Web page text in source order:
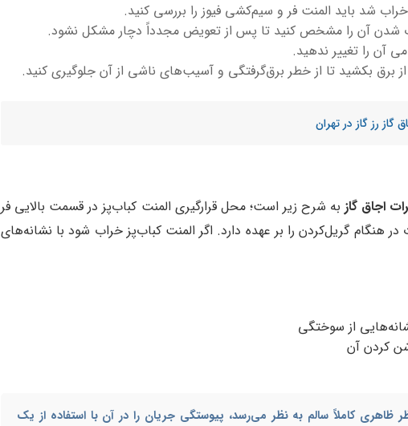
شد باید المنت فر و سیم‌کشی فیوز را بررسی کنید.
شدن آن را مشخص کنید تا پس از تعویض مجدداً دچار مشکل نشود.
آن را تغییر ندهید.
برق بکشید تا از خطر برق‌گرفتگی و آسیب‌های ناشی از آن جلوگیری کنید.
گاز رز گاز در تهران
اجاق گازبه شرح زیر است؛ محل قرارگیری المنت کباب‌پز در قسمت بالایی فر
هنگام گریل‌کردن را بر عهده دارد. اگر المنت کباب‌پز خراب شود با نشانه‌های
از سوختگی
کردن آن
ظاهری کاملاً سالم به نظر می‌رسد، پیوستگی جریان را در آن با استفاده از یک